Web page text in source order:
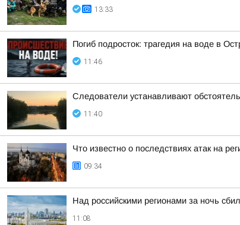
13:33
Погиб подросток: трагедия на воде в
11:46
Следователи устанавливают
11:40
Что известно о последствиях атак на
09:34
Над российскими регионами за ночь
11:08